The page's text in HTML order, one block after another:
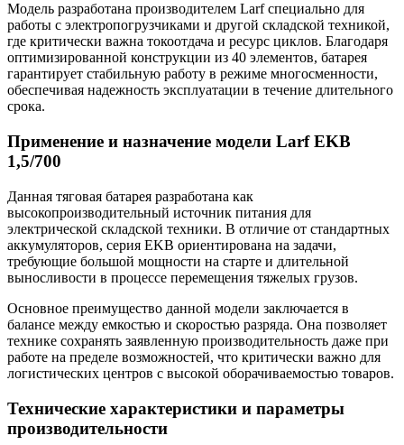
Модель разработана производителем Larf специально для
работы с электропогрузчиками и другой складской техникой,
где критически важна токоотдача и ресурс циклов. Благодаря
оптимизированной конструкции из 40 элементов, батарея
гарантирует стабильную работу в режиме многосменности,
обеспечивая надежность эксплуатации в течение длительного
срока.
Применение и назначение модели Larf EKB
1,5/700
Данная тяговая батарея разработана как
высокопроизводительный источник питания для
электрической складской техники. В отличие от стандартных
аккумуляторов, серия EKB ориентирована на задачи,
требующие большой мощности на старте и длительной
выносливости в процессе перемещения тяжелых грузов.
Основное преимущество данной модели заключается в
балансе между емкостью и скоростью разряда. Она позволяет
технике сохранять заявленную производительность даже при
работе на пределе возможностей, что критически важно для
логистических центров с высокой оборачиваемостью товаров.
Технические характеристики и параметры
производительности